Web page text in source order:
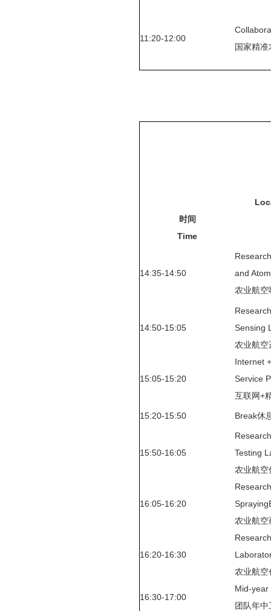
11:20-12:00
国家精
时间
Time
14:35-14:50
and
农业航
14:50-15:05
Sensing
农业航
15:05-15:20
Internet
Service
互联网+
15:20-15:50 Break休
15:50-16:05
Testing
农业航
16:05-16:20
农业航
16:20-16:30
农业航
16:30-17:00
Mid-year
团队年